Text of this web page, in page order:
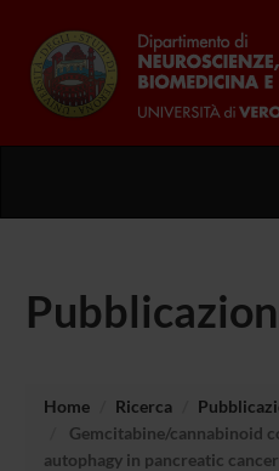
Home Ricerca
Gemcitabine/cannabinoid
autophagy in pancreatic